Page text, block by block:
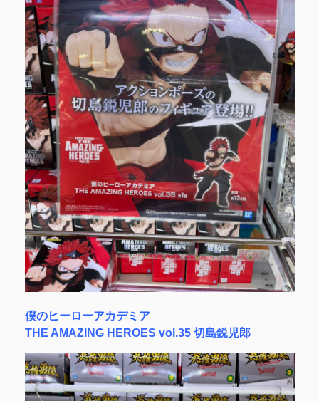
僕のヒーローアカデミア
THE AMAZING HEROES vol.35 切島鋭児郎